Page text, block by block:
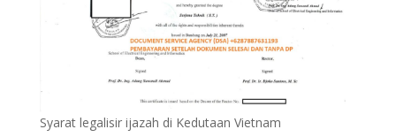
Syarat legalisir ijazah di Kedutaan Vietnam